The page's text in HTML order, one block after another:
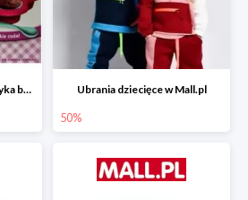
Madej Słodkie cuda - Fabryka babeczek Ubrania dziecięce w Mall.pl
50%